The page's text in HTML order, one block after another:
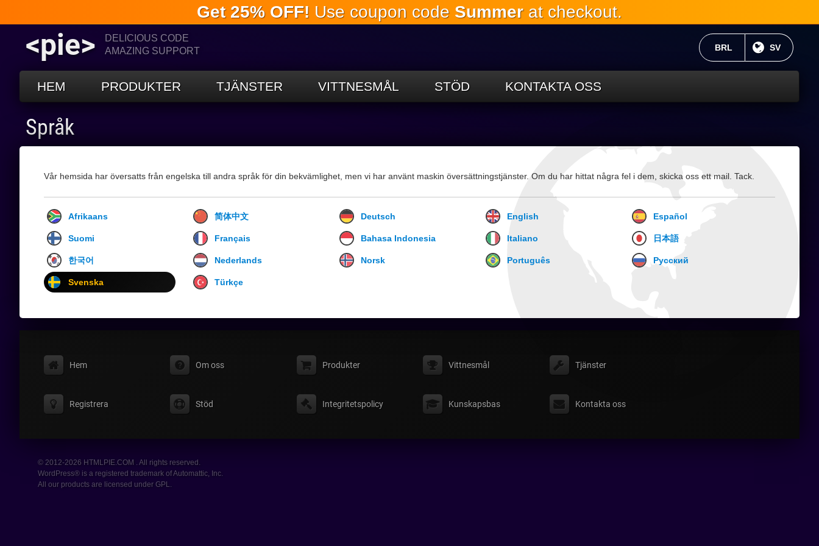
Hoppa till
huvudinnehållet
Get 25% OFF! Use coupon code Summerat checkout.
<pie>
DELICIOUS CODE
AMAZING SUPPORT
SV
AKTUELL VALUTA:
BRL
HEM PRODUKTER TJÄNSTER VITTNESMÅL STÖD KONTAKTA OSS
Språk
Vår hemsida har översatts från engelska till andra språk för din bekvämlighet, men vi har använt maskin översättningstjänster. Om du har hittat några fel i dem, skicka oss ett mail. Tack.
Afrikaans 简体中文 Deutsch English Español
Suomi Français Bahasa Indonesia Italiano 日本語
한국어 Nederlands Norsk Português Русский
Svenska Türkçe
Hem Om oss Produkter Vittnesmål Tjänster
Registrera Stöd Integritetspolicy Kunskapsbas Kontakta oss
© 2012-2026 HTMLPIE.COM . All rights reserved.
WordPress® is a registered trademark of Automattic, Inc.
All our products are licensed under GPL.